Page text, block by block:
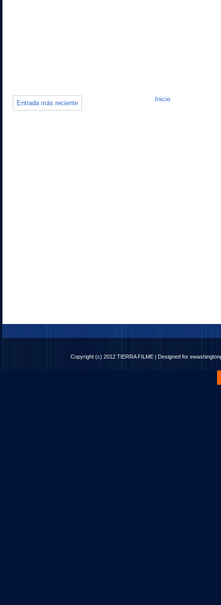
Entrada más reciente
Inicio
Copyright (c) 2012 TIERRA FILME | Designed for